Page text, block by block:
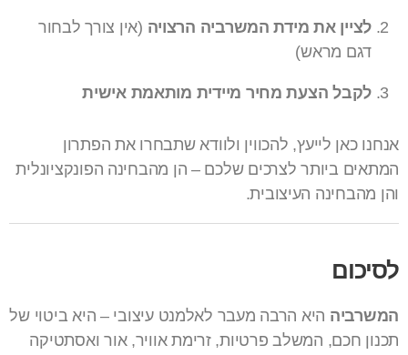
לציין את מידת המשרביה הרצויה (אין צורך לבחור
דגם מראש)
לקבל הצעת מחיר מיידית מותאמת אישית
אנחנו כאן לייעץ, להכווין ולוודא שתבחרו את הפתרון
המתאים ביותר לצרכים שלכם – הן מהבחינה הפונקציונלית
והן מהבחינה העיצובית.
לסיכום
המשרביה היא הרבה מעבר לאלמנט עיצובי – היא ביטוי של
תכנון חכם, המשלב פרטיות, זרימת אוויר, אור ואסתטיקה